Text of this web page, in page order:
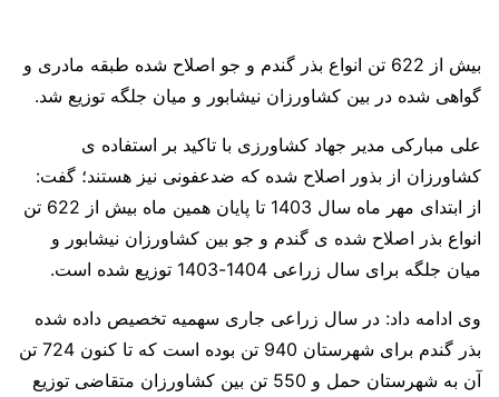
بیش از 622 تن انواع بذر گندم و جو اصلاح شده طبقه مادری و
گواهی شده در بین کشاورزان نیشابور و میان جلگه توزیع شد.
علی مبارکی مدیر جهاد کشاورزی با تاکید بر استفاده ی
کشاورزان از بذور اصلاح شده که ضدعفونی نیز هستند؛ گفت:
از ابتدای مهر ماه سال 1403 تا پایان همین ماه بیش از 622 تن
انواع بذر اصلاح شده ی گندم و جو بین کشاورزان نیشابور و
میان جلگه برای سال زراعی 1404-1403 توزیع شده است.
وی ادامه داد: در سال زراعی جاری سهمیه تخصیص داده شده
بذر گندم برای شهرستان 940 تن بوده است که تا کنون 724 تن
آن به شهرستان حمل و 550 تن بین کشاورزان متقاضی توزیع